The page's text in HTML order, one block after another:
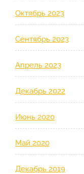
Октябрь 2023
Сентябрь 2023
Апрель 2023
Декабрь 2022
Июнь 2020
Май 2020
Декабрь 2019